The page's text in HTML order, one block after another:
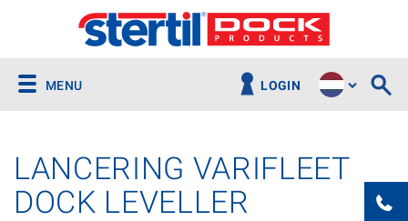
MENU LOGIN
LANCERING VARIFLEET
DOCK LEVELLER